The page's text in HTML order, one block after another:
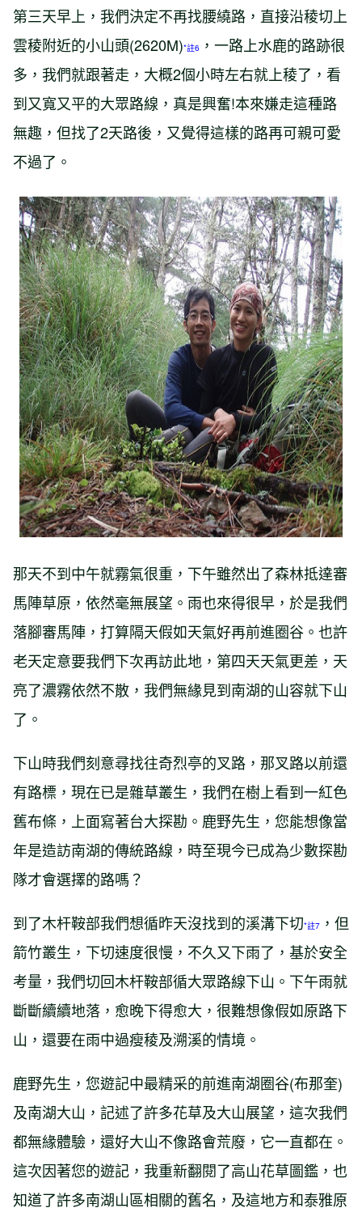
第三天早上，我們決定不再找腰繞路，直接沿稜切上
雲稜附近的小山頭(2620M)*註6 ，一路上水鹿的路跡很
多，我們就跟著走，大概2個小時左右就上稜了，看
到又寬又平的大眾路線，真是興奮!本來嫌走這種路
無趣，但找了2天路後，又覺得這樣的路再可親可愛
不過了。
那天不到中午就霧氣很重，下午雖然出了森林抵達審
馬陣草原，依然毫無展望。雨也來得很早，於是我們
落腳審馬陣，打算隔天假如天氣好再前進圈谷。也許
老天定意要我們下次再訪此地，第四天天氣更差，天
亮了濃霧依然不散，我們無緣見到南湖的山容就下山
了。
下山時我們刻意尋找往奇烈亭的叉路，那叉路以前還
有路標，現在已是雜草叢生，我們在樹上看到一紅色
舊布條，上面寫著台大探勘。鹿野先生，您能想像當
年是造訪南湖的傳統路線，時至現今已成為少數探勘
隊才會選擇的路嗎？
到了木杆鞍部我們想循昨天沒找到的溪溝下切*註7 ，但
箭竹叢生，下切速度很慢，不久又下雨了，基於安全
考量，我們切回木杆鞍部循大眾路線下山。下午雨就
斷斷續續地落，愈晚下得愈大，很難想像假如原路下
山，還要在雨中過瘦稜及溯溪的情境。
鹿野先生，您遊記中最精采的前進南湖圈谷(布那奎)
及南湖大山，記述了許多花草及大山展望，這次我們
都無緣體驗，還好大山不像路會荒廢，它一直都在。
這次因著您的遊記，我重新翻閱了高山花草圖鑑，也
知道了許多南湖山區相關的舊名，及這地方和泰雅原